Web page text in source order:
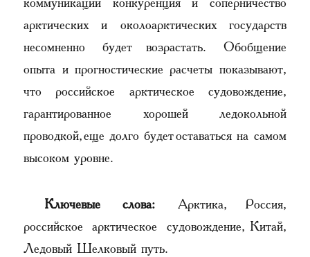
арктических и околоарктических государств
несомненно будет возрастать. Обобщение
опыта и прогностические расчеты показывают,
что российское арктическое судовождение,
гарантированное хорошей ледокольной
проводкой, еще долго будет оставаться на самом
высоком уровне.
Ключевые слова: Арктика, Россия,
российское арктическое судовождение, Китай,
Ледовый Шелковый путь.